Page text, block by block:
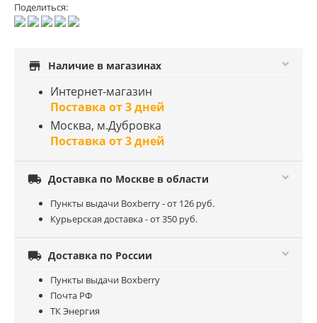
Поделиться:
store Наличие в магазинах
Интернет-магазин
Поставка от 3 дней
Москва, м.Дубровка
Поставка от 3 дней
 Доставка по Москве в области
Пункты выдачи Boxberry - от 126 руб.
Курьерская доставка - от 350 руб.
 Доставка по России
Пункты выдачи Boxberry
Почта РФ
ТК Энергия